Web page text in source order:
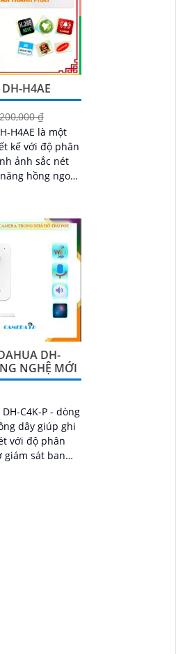
H4AE
₫
H4AE là một
kế với độ phân
ảnh sắc nét
DH-
NGHỆ MỚI
C4K-P - dòng
dây giúp ghi
với độ phân
giám sát ban
với tầm nhìn
hiện con
quan sát
liệu tại chỗ
Micro SD, IP
năng
động giả
và nhận